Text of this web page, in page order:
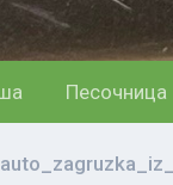
Песочница